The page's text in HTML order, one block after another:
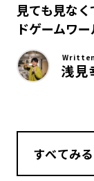
見ても見な
ドゲームワ
浅見
すべてみる